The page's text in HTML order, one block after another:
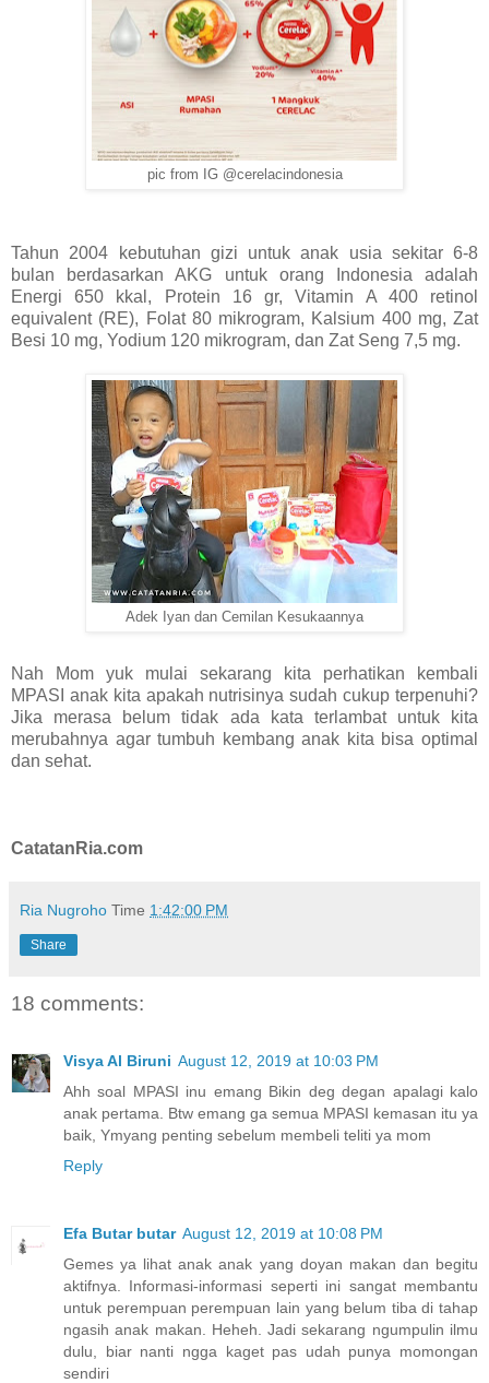
pic from IG @cerelacindonesia
Tahun 2004 kebutuhan gizi untuk anak usia sekitar 6-8
bulan berdasarkan AKG untuk orang Indonesia adalah
Energi 650 kkal, Protein 16 gr, Vitamin A 400 retinol
equivalent (RE), Folat 80 mikrogram, Kalsium 400 mg, Zat
Besi 10 mg, Yodium 120 mikrogram, dan Zat Seng 7,5 mg.
Adek Iyan dan Cemilan Kesukaannya
Nah Mom yuk mulai sekarang kita perhatikan kembali
MPASI anak kita apakah nutrisinya sudah cukup terpenuhi?
Jika merasa belum tidak ada kata terlambat untuk kita
merubahnya agar tumbuh kembang anak kita bisa optimal
dan sehat.
CatatanRia.com
Ria Nugroho Time 1:42:00 PM
Share
18 comments:
Visya Al Biruni August 12, 2019 at 10:03 PM
Ahh soal MPASI inu emang Bikin deg degan apalagi kalo
anak pertama. Btw emang ga semua MPASI kemasan itu ya
baik, Ymyang penting sebelum membeli teliti ya mom
Reply
Efa Butar butar August 12, 2019 at 10:08 PM
Gemes ya lihat anak anak yang doyan makan dan begitu
aktifnya. Informasi-informasi seperti ini sangat membantu
untuk perempuan perempuan lain yang belum tiba di tahap
ngasih anak makan. Heheh. Jadi sekarang ngumpulin ilmu
dulu, biar nanti ngga kaget pas udah punya momongan
sendiri